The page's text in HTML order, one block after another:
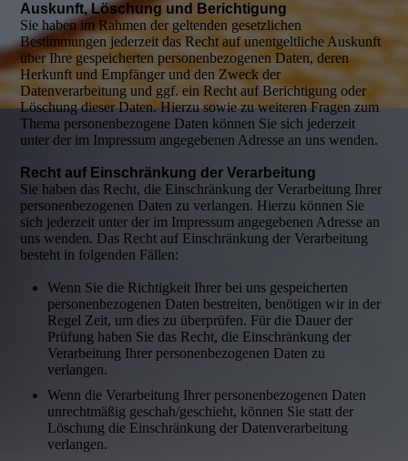
Auskunft, Löschung und Berichtigung
Sie haben im Rahmen der geltenden gesetzlichen
Bestimmungen jederzeit das Recht auf unentgeltliche Auskunft
über Ihre gespeicherten personenbezogenen Daten, deren
Herkunft und Empfänger und den Zweck der
Datenverarbeitung und ggf. ein Recht auf Berichtigung oder
Löschung dieser Daten. Hierzu sowie zu weiteren Fragen zum
Thema personenbezogene Daten können Sie sich jederzeit
unter der im Impressum angegebenen Adresse an uns wenden.
Recht auf Einschränkung der Verarbeitung
Sie haben das Recht, die Einschränkung der Verarbeitung Ihrer
personenbezogenen Daten zu verlangen. Hierzu können Sie
sich jederzeit unter der im Impressum angegebenen Adresse an
uns wenden. Das Recht auf Einschränkung der Verarbeitung
besteht in folgenden Fällen:
Wenn Sie die Richtigkeit Ihrer bei uns gespeicherten
personenbezogenen Daten bestreiten, benötigen wir in der
Regel Zeit, um dies zu überprüfen. Für die Dauer der
Prüfung haben Sie das Recht, die Einschränkung der
Verarbeitung Ihrer personenbezogenen Daten zu
verlangen.
Wenn die Verarbeitung Ihrer personenbezogenen Daten
unrechtmäßig geschah/geschieht, können Sie statt der
Löschung die Einschränkung der Datenverarbeitung
verlangen.